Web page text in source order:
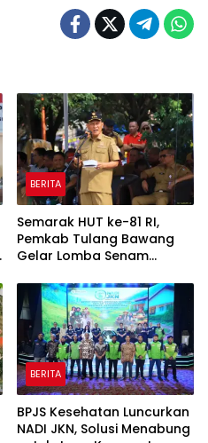
BERITA
Semarak HUT ke-81 RI,
Pemkab Tulang Bawang
Gelar Lomba Senam
BERITA
BPJS Kesehatan Luncurkan
NADI JKN, Solusi Menabung